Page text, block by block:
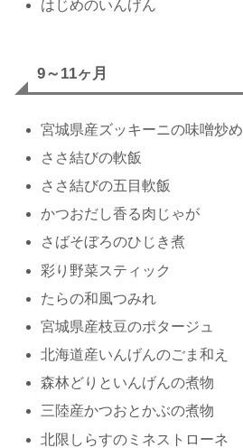
はじめのいんげん
9～11ヶ月
宮城県産ズッキーニの味噌炒め
ささ結びの軟飯
ささ結びの五目軟飯
かつおだし香る肉じゃが
さばそぼろのひじき煮
彩り野菜スティック
たらの和風つみれ
宮城県産枝豆のポタージュ
北海道産いんげんのごま和え
森林どりといんげんの煮物
三陸産かつおとかぶの煮物
北限しらすのミネストローネ